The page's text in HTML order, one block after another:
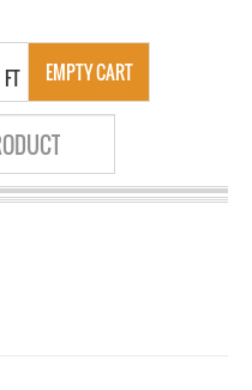
FT EMPTY CART